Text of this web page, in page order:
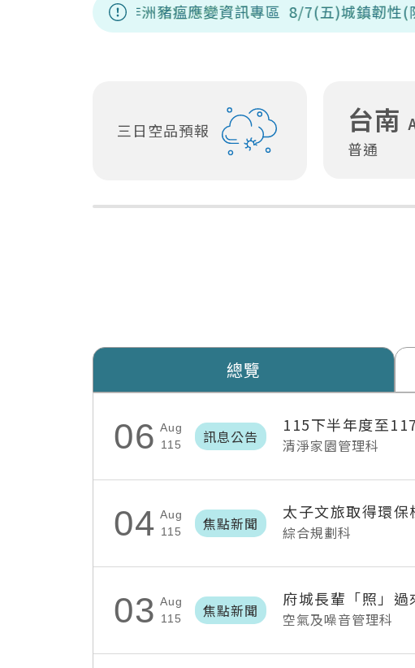
洲豬瘟應變資訊專區 8/7(五)城鎮韌性(防空演習)，上午
三日空品預報 台南
普通
總覽
06 Aug
115
訊息公告
115下半年度至
清淨家園管理科
04 Aug
115
焦點新聞
太子文旅取得環
綜合規劃科
03 Aug
115
焦點新聞 空氣及噪音管理科